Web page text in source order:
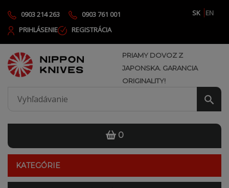
0903 214 263 0903 761 001 SK
EN
PRIHLÁSENIE
REGISTRÁCIA
PRIAMY DOVOZ Z
JAPONSKA. GARANCIA
ORIGINALITY!
0
KATEGÓRIE